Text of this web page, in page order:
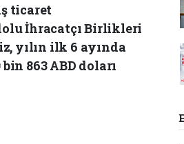
ticaret
İhracatçı Birlikleri
yılın ilk 6 ayında
863 ABD doları